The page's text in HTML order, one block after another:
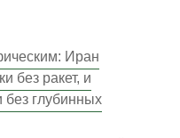
Иран
без ракет, и
без глубинных